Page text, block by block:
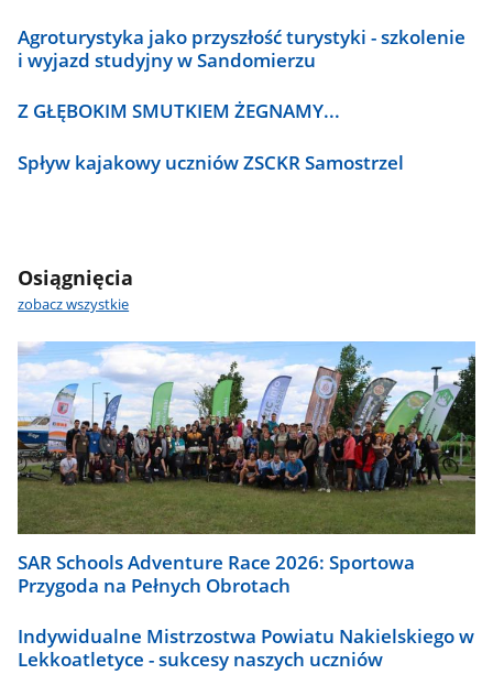
Agroturystyka jako przyszłość turystyki - szkolenie
i wyjazd studyjny w Sandomierzu
Z GŁĘBOKIM SMUTKIEM ŻEGNAMY...
Spływ kajakowy uczniów ZSCKR Samostrzel
Osiągnięcia
zobacz wszystkie
SAR Schools Adventure Race 2026: Sportowa
Przygoda na Pełnych Obrotach
Indywidualne Mistrzostwa Powiatu Nakielskiego w
Lekkoatletyce - sukcesy naszych uczniów